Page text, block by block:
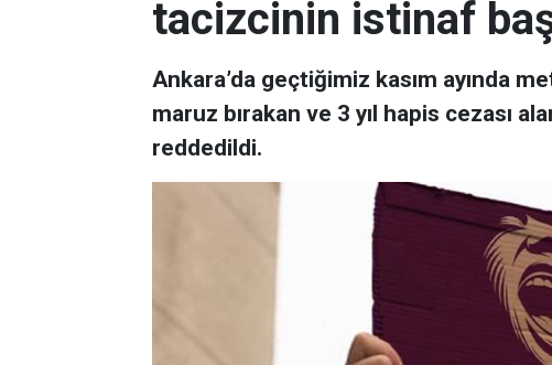
tacizcinin istinaf
Ankara’da geçtiğimiz kasım ayında
maruz bırakan ve 3 yıl hapis cezası
reddedildi.